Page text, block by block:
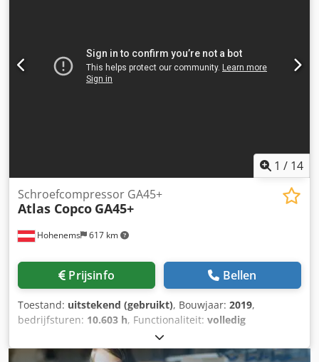
1 / 14
Hohenems 617 km
Schroefcompressor GA45+
Atlas Copco GA45+
Prijsinfo Bellen
Toestand: uitstekend (gebruikt), Bouwjaar: 2019,
bedrijfsturen: 10.603 h, Functionaliteit: volledig
, Schroefcompressor Atlas Copco GA45+ 45 kW,
7,5 bar, 8,90 m3/min, bouwjaar: 2019, bedrijfsuren: 10.603